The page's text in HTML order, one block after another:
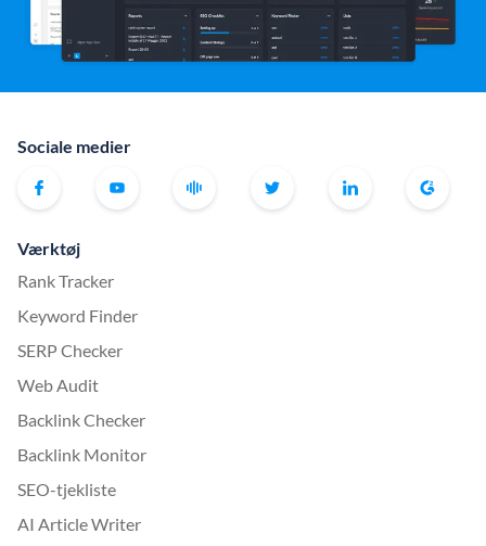
Sociale medier
Værktøj
Rank Tracker
Keyword Finder
SERP Checker
Web Audit
Backlink Checker
Backlink Monitor
SEO-tjekliste
AI Article Writer